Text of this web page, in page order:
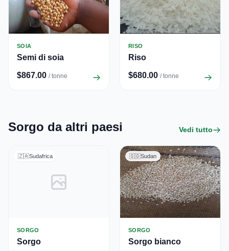
SOIA
Semi di soia
$867.00 / tonne
RISO
Riso
$680.00 / tonne
Sorgo da altri paesi Vedi tutto
🇿🇦Sudafrica
SORGO
Sorgo
🇸🇩Sudan
SORGO
Sorgo bianco